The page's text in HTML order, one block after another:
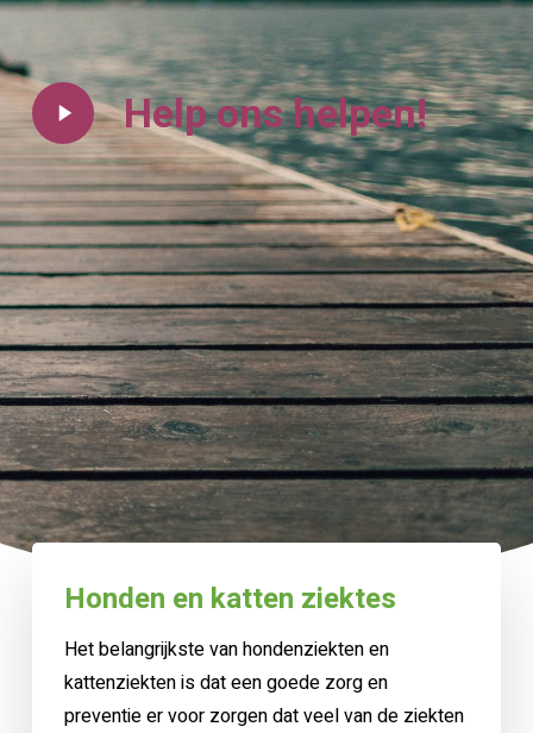
Play
Video
Help ons helpen!
Honden en katten ziektes
Het belangrijkste van hondenziekten en
kattenziekten is dat een goede zorg en
preventie er voor zorgen dat veel van de ziekten